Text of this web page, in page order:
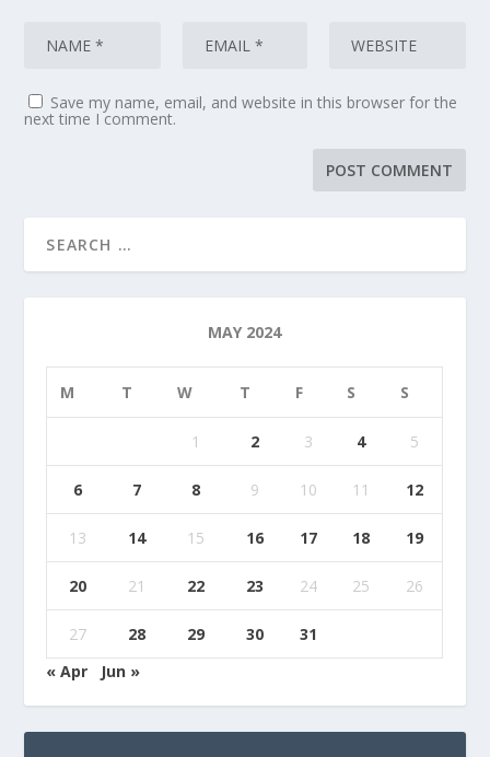
Save my name, email, and website in this browser for the
next time I comment.
MAY 2024
M T W T F S S
1 2 3 4 5
6 7 8 9 10 11 12
13 14 15 16 17 18 19
20 21 22 23 24 25 26
27 28 29 30
31
« Apr
Jun »